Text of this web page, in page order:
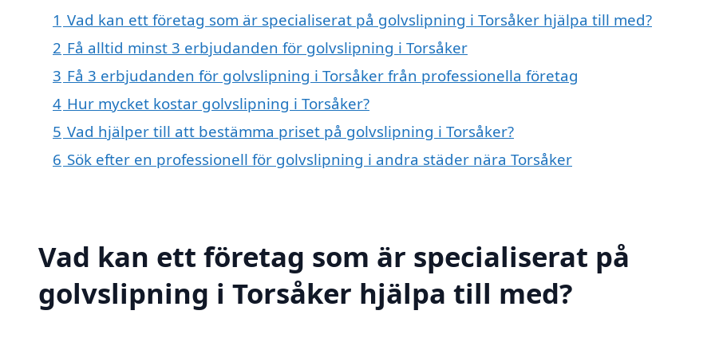
1 Vad kan ett företag som är specialiserat på golvslipning i Torsåker hjälpa till med?
2 Få alltid minst 3 erbjudanden för golvslipning i Torsåker
3 Få 3 erbjudanden för golvslipning i Torsåker från professionella företag
4 Hur mycket kostar golvslipning i Torsåker?
5 Vad hjälper till att bestämma priset på golvslipning i Torsåker?
6 Sök efter en professionell för golvslipning i andra städer nära Torsåker
Vad kan ett företag som är specialiserat på
golvslipning i Torsåker hjälpa till med?